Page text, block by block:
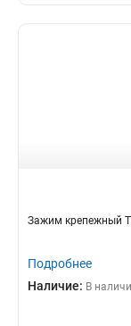
Зажим крепежный
Подробнее
Наличие: В